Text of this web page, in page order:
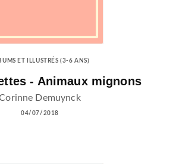
ET ILLUSTRÉS (3-6 ANS)
- Animaux mignons
Demuynck
04/07/2018